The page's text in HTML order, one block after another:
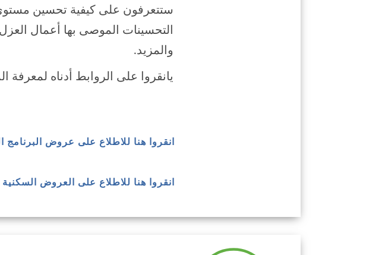
ستتعرفون على كيفية تحسين
التحسينات الموصى بها أعمال
والمزيد.
يانقروا على الروابط أدناه
انقروا هنا للاطلاع على عروض
انقروا هنا للاطلاع على العروض